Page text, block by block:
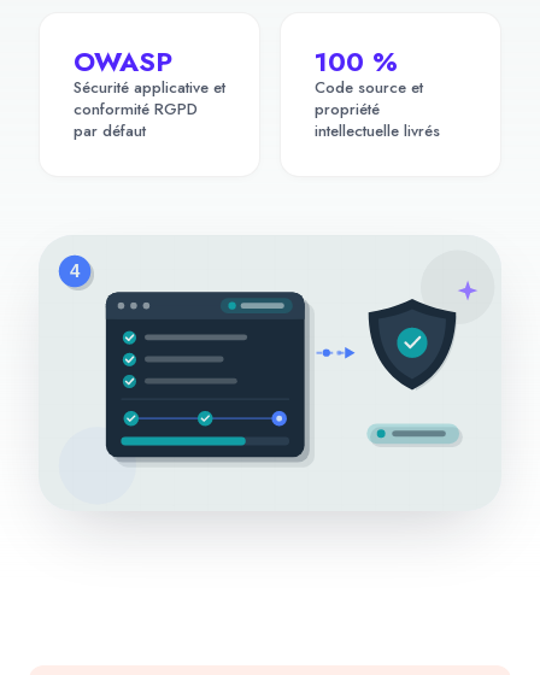
OWASP
Sécurité applicative et
conformité RGPD
par défaut
100 %
Code source et
propriété
intellectuelle livrés